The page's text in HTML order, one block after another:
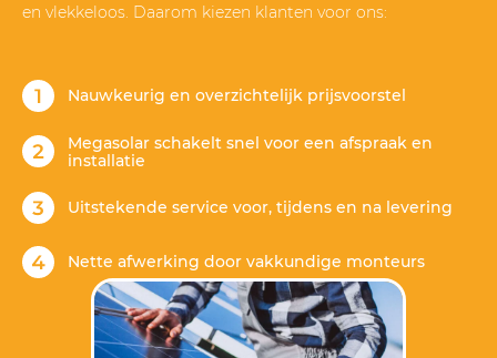
en vlekkeloos. Daarom kiezen klanten voor ons:
Nauwkeurig en overzichtelijk prijsvoorstel
Megasolar schakelt snel voor een afspraak en
installatie
Uitstekende service voor, tijdens en na levering
Nette afwerking door vakkundige monteurs